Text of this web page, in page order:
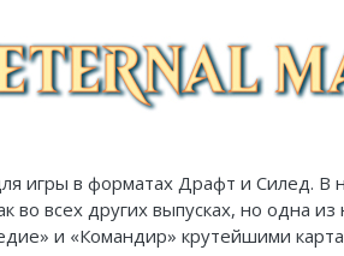
игры в форматах Драфт и Силед.
во всех других выпусках, но одна
и «Командир» крутейшими